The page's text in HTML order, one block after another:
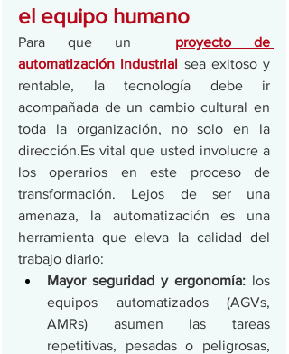
el equipo humano
Para que un proyecto de
automatización industrial sea exitoso y
rentable, la tecnología debe ir
acompañada de un cambio cultural en
dirección.Es vital que usted involucre a
los operarios en este proceso de
transformación. Lejos de ser una
amenaza, la automatización es una
herramienta que eleva la calidad del
trabajo diario:
Mayor seguridad y ergonomía: los
equipos automatizados (AGVs,
AMRs) asumen las tareas
repetitivas, pesadas o peligrosas,